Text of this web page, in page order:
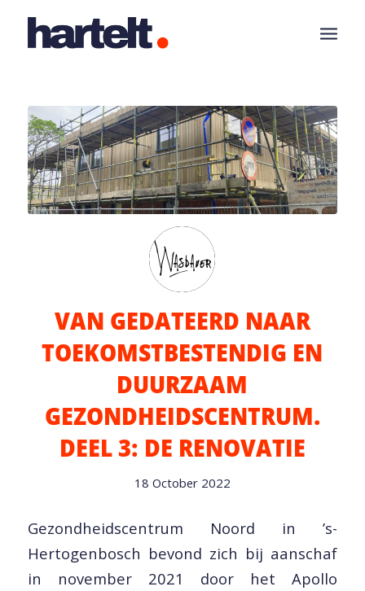
VAN GEDATEERD NAAR
TOEKOMSTBESTENDIG EN
DUURZAAM
GEZONDHEIDSCENTRUM.
DEEL 3: DE RENOVATIE
18 October 2022
Gezondheidscentrum Noord in ’s-
Hertogenbosch bevond zich bij aanschaf
in november 2021 door het Apollo